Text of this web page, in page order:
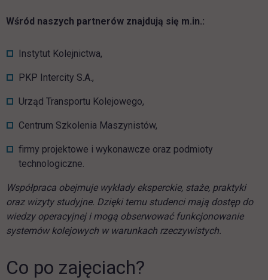
Wśród naszych partnerów znajdują się m.in.:
Instytut Kolejnictwa,
PKP Intercity S.A.,
Urząd Transportu Kolejowego,
Centrum Szkolenia Maszynistów,
firmy projektowe i wykonawcze oraz podmioty
technologiczne.
Współpraca obejmuje wykłady eksperckie, staże, praktyki
oraz wizyty studyjne. Dzięki temu studenci mają dostęp do
wiedzy operacyjnej i mogą obserwować funkcjonowanie
systemów kolejowych w warunkach rzeczywistych.
Co po zajęciach?